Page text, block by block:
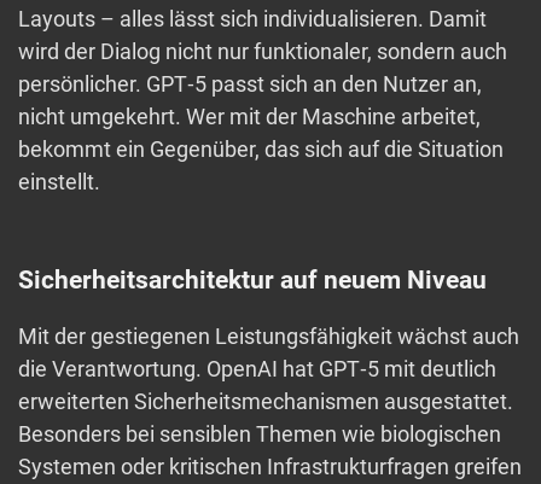
Layouts – alles lässt sich individualisieren. Damit
wird der Dialog nicht nur funktionaler, sondern auch
persönlicher. GPT‑5 passt sich an den Nutzer an,
nicht umgekehrt. Wer mit der Maschine arbeitet,
bekommt ein Gegenüber, das sich auf die Situation
einstellt.
Sicherheitsarchitektur auf neuem Niveau
Mit der gestiegenen Leistungsfähigkeit wächst auch
die Verantwortung. OpenAI hat GPT‑5 mit deutlich
erweiterten Sicherheitsmechanismen ausgestattet.
Besonders bei sensiblen Themen wie biologischen
Systemen oder kritischen Infrastrukturfragen greifen